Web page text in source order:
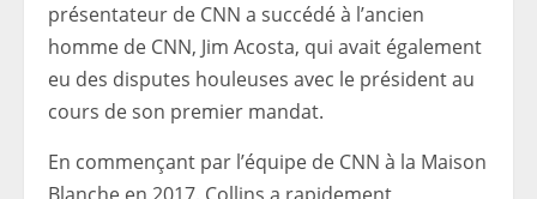
présentateur de CNN a succédé à l’ancien
homme de CNN, Jim Acosta, qui avait également
eu des disputes houleuses avec le président au
cours de son premier mandat.
En commençant par l’équipe de CNN à la Maison